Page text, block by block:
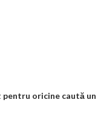
m
pentru oricine caută